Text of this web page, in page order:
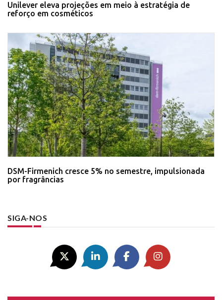
Unilever eleva projeções em meio à estratégia de
reforço em cosméticos
DSM-Firmenich cresce 5% no semestre, impulsionada
por fragrâncias
SIGA-NOS